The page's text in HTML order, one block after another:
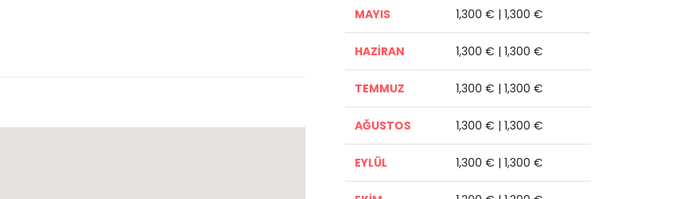
MAYIS 1,300 € | 1,300 €
HAZİRAN 1,300 € | 1,300 €
TEMMUZ 1,300 € | 1,300 €
AĞUSTOS 1,300 € | 1,300 €
EYLÜL 1,300 € | 1,300 €